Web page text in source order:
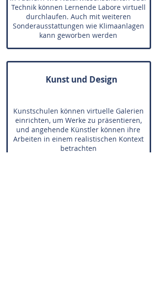
Technik können Lernende Labore virtuell
durchlaufen. Auch mit weiteren
Sonderausstattungen wie Klimaanlagen
kann geworben werden
Kunst und Design
Kunstschulen können virtuelle Galerien
einrichten, um Werke zu präsentieren,
und angehende Künstler können ihre
Arbeiten in einem realistischen Kontext
betrachten